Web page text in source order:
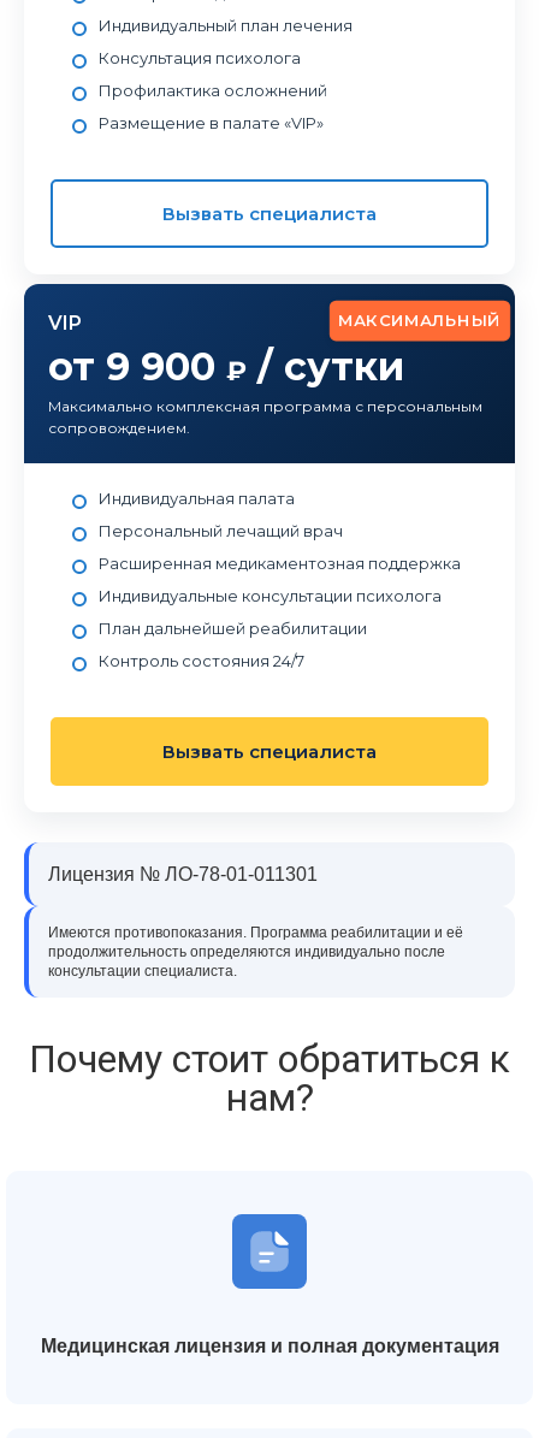
Индивидуальный план лечения
Консультация психолога
Профилактика осложнений
Размещение в палате «VIP»
Вызвать специалиста
МАКСИМАЛЬНЫЙ
VIP
от 9 900 ₽ / сутки
Максимально комплексная программа с персональным
сопровождением.
Индивидуальная палата
Персональный лечащий врач
Расширенная медикаментозная поддержка
Индивидуальные консультации психолога
План дальнейшей реабилитации
Контроль состояния 24/7
Вызвать специалиста
Лицензия № ЛО-78-01-011301
Имеются противопоказания. Программа реабилитации и её
продолжительность определяются индивидуально после
консультации специалиста.
Почему стоит обратиться к
нам?
Медицинская лицензия и полная документация